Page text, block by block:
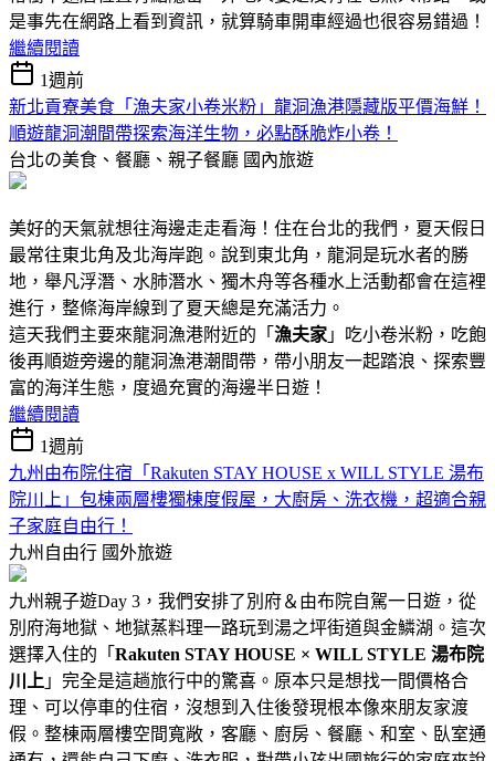
是事先在網路上看到資訊，就算騎車開車經過也很容易錯過！
繼續閱讀
1週前
新北貢寮美食「漁夫家小卷米粉」龍洞漁港隱藏版平價海鮮！
順遊龍洞潮間帶探索海洋生物，必點酥脆炸小卷！
台北の美食、餐廳、親子餐廳 國內旅遊
美好的天氣就想往海邊走走看海！住在台北的我們，夏天假日
最常往東北角及北海岸跑。說到東北角，龍洞是玩水者的勝
地，舉凡浮潛、水肺潛水、獨木舟等各種水上活動都會在這裡
進行，整條海岸線到了夏天總是充滿活力。
這天我們主要來龍洞漁港附近的「 漁夫家 」吃小卷米粉，吃飽
後再順遊旁邊的龍洞漁港潮間帶，帶小朋友一起踏浪、探索豐
富的海洋生態，度過充實的海邊半日遊！
繼續閱讀
1週前
九州由布院住宿「Rakuten STAY HOUSE x WILL STYLE 湯布
院川上」包棟兩層樓獨棟度假屋，大廚房、洗衣機，超適合親
子家庭自由行！
九州自由行 國外旅遊
九州親子遊Day 3，我們安排了別府＆由布院自駕一日遊，從
別府海地獄、地獄蒸料理一路玩到湯之坪街道與金鱗湖。這次
選擇入住的「 Rakuten STAY HOUSE × WILL STYLE 湯布院
川上 」完全是這趟旅行中的驚喜。原本只是想找一間價格合
理、可以停車的住宿，沒想到入住後發現根本像來朋友家渡
假。整棟兩層樓空間寬敞，客廳、廚房、餐廳、和室、臥室通